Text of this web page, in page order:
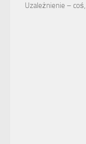
Uzależnienie –